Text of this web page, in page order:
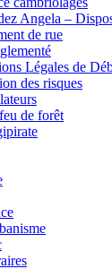
Angela –
de rue
Légales de
des risques
de forêt